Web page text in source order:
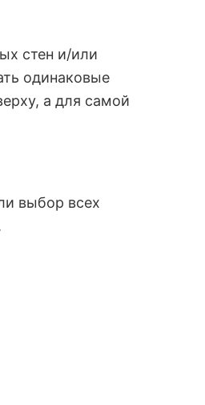
стен и/или
одинаковые
а для самой
выбор всех